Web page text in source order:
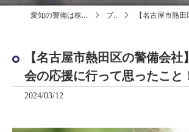
愛知の警備は株式会社アイアール ブログ 【名古屋市熱田区の警備会社
【名古屋市熱田区の警備会社
会の応援に行って思ったこと
2024/03/12